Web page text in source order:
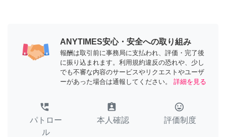
ANYTIMES安心・安全への取り組み
報酬は取引前に事務局に支払われ、評価・完了後
に振り込まれます。利用規約違反の恐れや、少し
でも不審な内容のサービスやリクエストやユーザ
ーがあった場合は通報してください。
詳細を見る
perm_phone_msg
パトロー
ル
assignment_ind
本人確認
tag_faces
評価制度